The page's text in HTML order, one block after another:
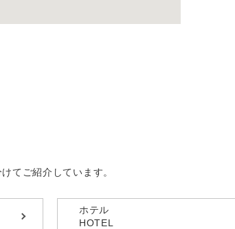
てご紹介しています。
ホテル
HOTEL